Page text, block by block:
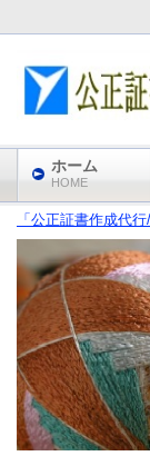
「公正証書作成代
ホーム
HOME